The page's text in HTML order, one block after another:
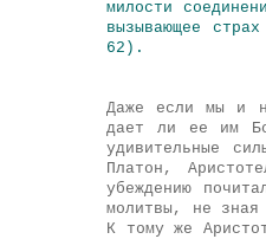
милости
вызывающее
62).
Даже если мы и
дает ли ее им
удивительные
Платон ,
убеждению
молитвы, не зная
К тому же